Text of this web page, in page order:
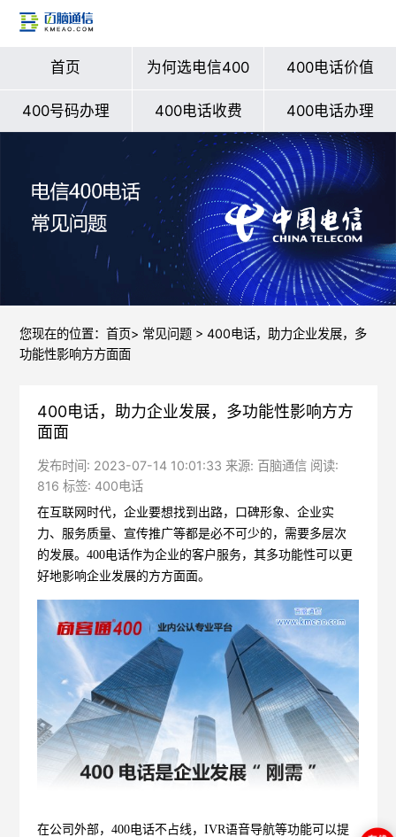
首页 为何选电信400 400电话价值
400号码办理 400电话收费 400电话办理
您现在的位置： 首页> 常见问题> 400电话，助力企业发展，多
功能性影响方方面面
400电话，助力企业发展，多功能性影响方方
面面
发布时间: 2023-07-14 10:01:33 来源: 百脑通信 阅读:
816 标签: 400电话
在互联网时代，企业要想找到出路，口碑形象、企业实
力、服务质量、宣传推广等都是必不可少的，需要多层次
的发展。400电话作为企业的客户服务，其多功能性可以更
好地影响企业发展的方方面面。
在公司外部，400电话不占线，IVR语音导航等功能可以提